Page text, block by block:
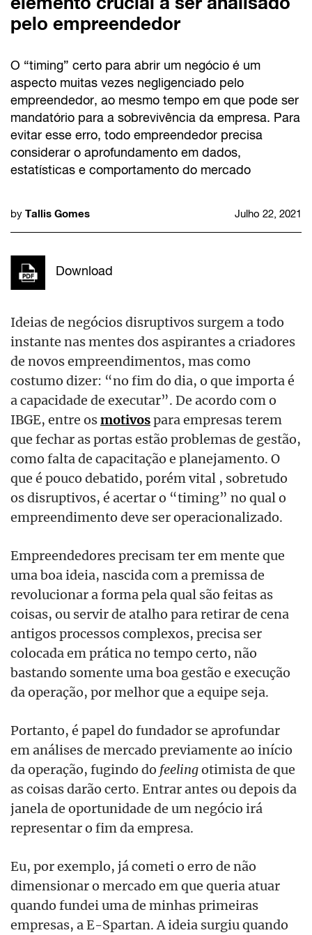
pelo empreendedor
O “timing” certo para abrir um negócio é um
aspecto muitas vezes negligenciado pelo
empreendedor, ao mesmo tempo em que pode ser
mandatório para a sobrevivência da empresa. Para
evitar esse erro, todo empreendedor precisa
considerar o aprofundamento em dados,
estatísticas e comportamento do mercado
by Tallis Gomes Julho 22, 2021
Download
Ideias de negócios disruptivos surgem a todo
instante nas mentes dos aspirantes a criadores
de novos empreendimentos, mas como
costumo dizer: “no fim do dia, o que importa é
a capacidade de executar”. De acordo com o
IBGE, entre osmotivospara empresas terem
que fechar as portas estão problemas de gestão,
como falta de capacitação e planejamento. O
que é pouco debatido, porém vital , sobretudo
os disruptivos, é acertar o “timing” no qual o
empreendimento deve ser operacionalizado.
Empreendedores precisam ter em mente que
uma boa ideia, nascida com a premissa de
revolucionar a forma pela qual são feitas as
coisas, ou servir de atalho para retirar de cena
antigos processos complexos, precisa ser
colocada em prática no tempo certo, não
bastando somente uma boa gestão e execução
da operação, por melhor que a equipe seja.
Portanto, é papel do fundador se aprofundar
em análises de mercado previamente ao início
da operação, fugindo do feelingotimista de que
as coisas darão certo. Entrar antes ou depois da
janela de oportunidade de um negócio irá
representar o fim da empresa.
Eu, por exemplo, já cometi o erro de não
dimensionar o mercado em que queria atuar
quando fundei uma de minhas primeiras
empresas, a E-Spartan. A ideia surgiu quando